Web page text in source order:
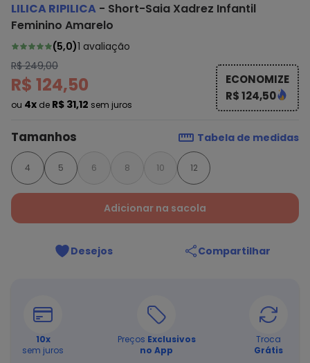
LILICA RIPILICA - Short-Saia Xadrez Infantil
Feminino Amarelo
(5,0)1 avaliação
R$ 249,00
R$ 124,50
ou 4x de R$ 31,12 sem juros
ECONOMIZE
R$ 124,50
Tamanhos Tabela de medidas
4 5 6 8 10 12
Adicionar na sacola
Desejos Compartilhar
10x
sem juros
Preços Exclusivos
no App
Troca
Grátis